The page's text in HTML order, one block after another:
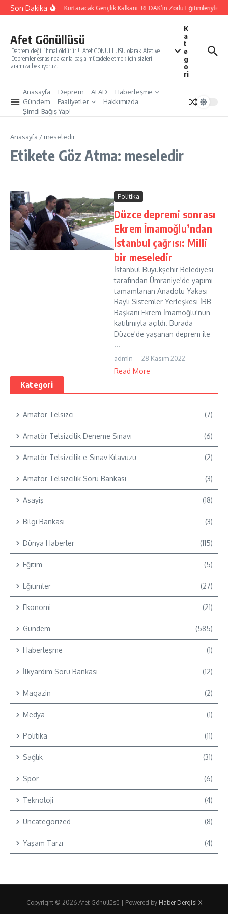
İçeriğe atla
Son DakikaYarınları Kurtaracak Gençlik Kalkanı: REDAK’ın Zorlu Eğitimleriyle
Afet Gönüllüsü
Deprem değil ihmal öldürür!!! Afet GÖNÜLLÜSÜ olarak Afet ve
Depremler esnasında canla başla mücadele etmek için sizleri
aramıza bekliyoruz.
K
a
t
e
g
o
ri
Anasayfa Deprem AFAD
Haberleşme
Gündem
Faaliyetler
Hakkımızda
Şimdi Bağış Yap!
Anasayfa / meseledir
Etikete Göz Atma: meseledir
Politika
Düzce depremi sonrası
Ekrem İmamoğlu’ndan
İstanbul çağrısı: Milli
bir meseledir
İstanbul Büyükşehir Belediyesi
tarafından Ümraniye'de yapımı
tamamlanan Anadolu Yakası
Raylı Sistemler Yerleşkesi İBB
Başkanı Ekrem İmamoğlu'nun
katılımıyla açıldı. Burada
Düzce'de yaşanan deprem ile
...
admin 28 Kasım 2022
Read More
Kategori
Amatör Telsizci (7)
Amatör Telsizcilik Deneme Sınavı (6)
Amatör Telsizcilik e-Sınav Kılavuzu (2)
Amatör Telsizcilik Soru Bankası (3)
Asayiş (18)
Bilgi Bankası (3)
Dünya Haberler (115)
Eğitim (5)
Eğitimler (27)
Ekonomi (21)
Gündem (585)
Haberleşme (1)
İlkyardım Soru Bankası (12)
Magazin (2)
Medya (1)
Politika (11)
Sağlık (31)
Spor (6)
Teknoloji (4)
Uncategorized (8)
Yaşam Tarzı (4)
Copyright © 2026 Afet Gönüllüsü | Powered by Haber Dergisi X